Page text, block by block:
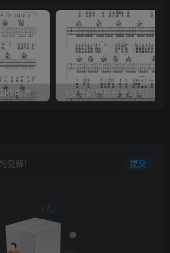
《天际》吉他简谱G调弹唱谱（姜玉阳）
见解！ 提交